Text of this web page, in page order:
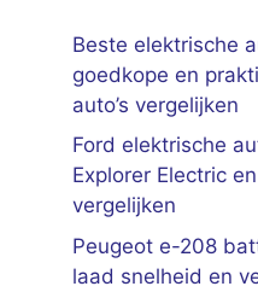
Beste elektrische
goedkope en
auto’s vergelijken
Ford elektrische
Explorer Electric
vergelijken
Peugeot e-208
laad snelheid en